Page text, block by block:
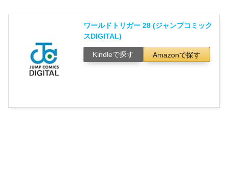
ワールドトリガー 28 (ジャンプコミック
スDIGITAL)
Kindleで探す Amazonで探す